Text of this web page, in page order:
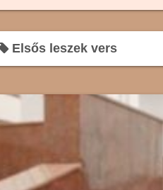
Elsős leszek vers